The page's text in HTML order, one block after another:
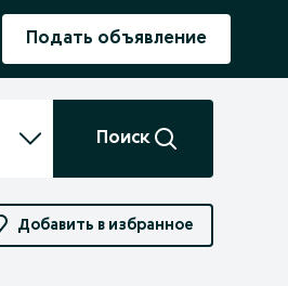
Подать объявление
Поиск
Добавить в избранное